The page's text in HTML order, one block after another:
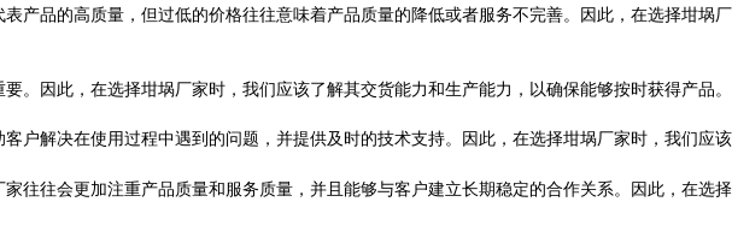
产品的高质量，但过低的价格往往意味着产品质量的降低或者服务不完善。因此，在选择坩埚厂
因此，在选择坩埚厂家时，我们应该了解其交货能力和生产能力，以确保能够按时获得产品。
户解决在使用过程中遇到的问题，并提供及时的技术支持。因此，在选择坩埚厂家时，我们应该
往往会更加注重产品质量和服务质量，并且能够与客户建立长期稳定的合作关系。因此，在选择